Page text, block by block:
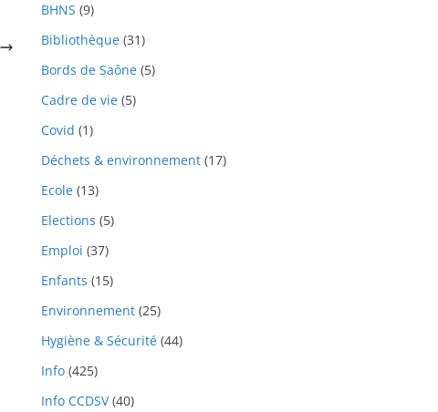
BHNS (9)
Bibliothèque (31)
Bords de Saône (5)
Cadre de vie (5)
Covid (1)
Déchets & environnement (17)
Ecole (13)
Elections (5)
Emploi (37)
Enfants (15)
Environnement (25)
Hygiène & Sécurité (44)
Info (425)
Info CCDSV(40)